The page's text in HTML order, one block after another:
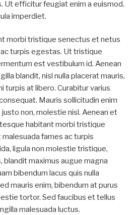
Ut efficitur feugiat enim a euismod.
imperdiet.
morbi tristique senectus et netus
turpis egestas. Ut tristique
est vestibulum id. Aenean
blandit, nisl nulla placerat mauris,
turpis at libero. Curabitur varius
Mauris sollicitudin enim
non, molestie nisl. Aenean et
habitant morbi tristique
fames ac turpis
ligula non molestie tristique,
blandit maximus augue magna
bibendum lacus quis nulla
mauris enim, bibendum at purus
tortor. Sed faucibus et tellus
malesuada luctus.